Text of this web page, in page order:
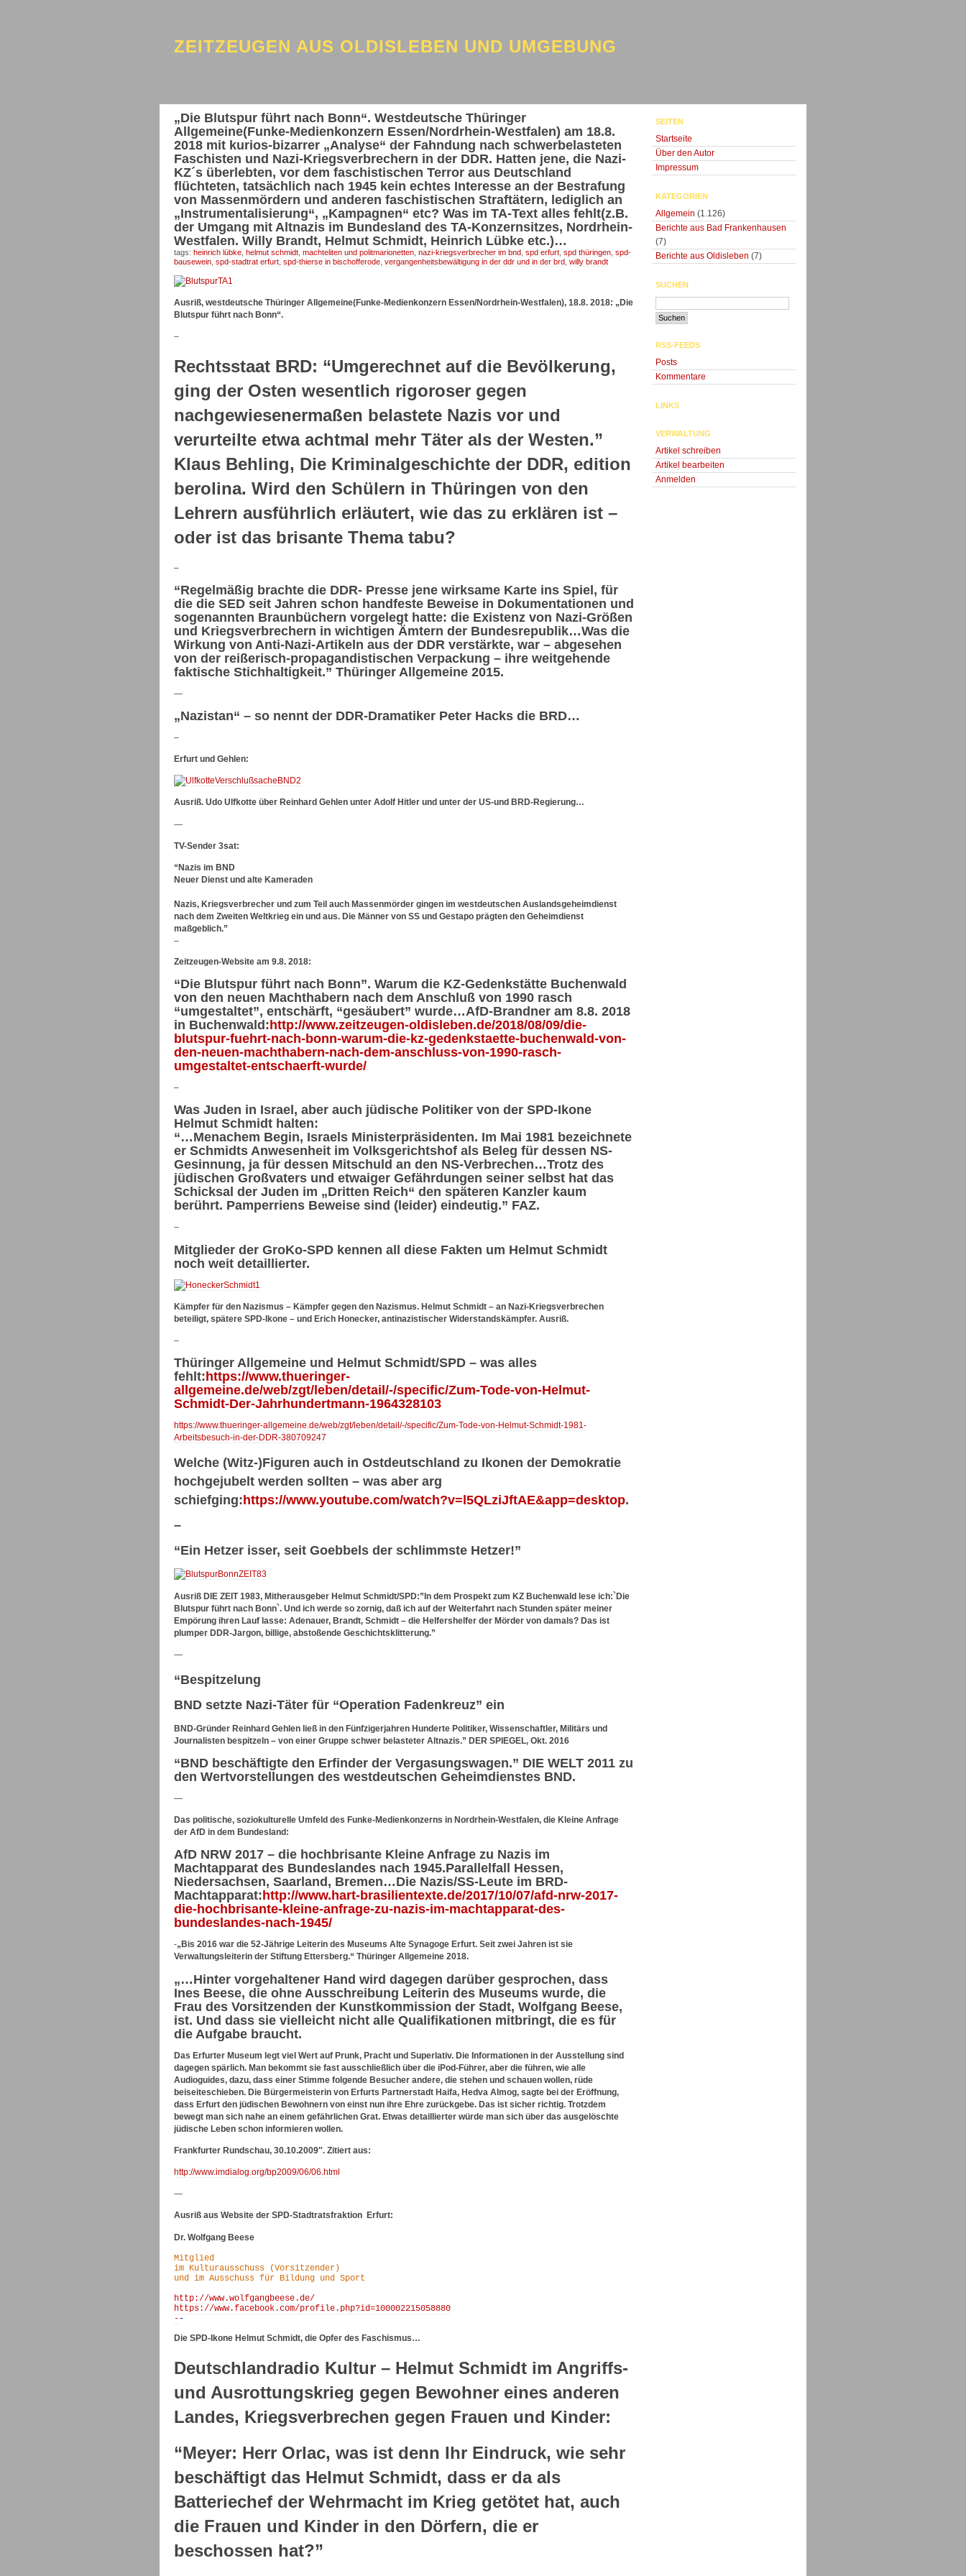
ZEITZEUGEN AUS OLDISLEBEN UND UMGEBUNG
„Die Blutspur führt nach Bonn“. Westdeutsche Thüringer
Allgemeine(Funke-Medienkonzern Essen/Nordrhein-Westfalen) am 18.8.
2018 mit kurios-bizarrer „Analyse“ der Fahndung nach schwerbelasteten
Faschisten und Nazi-Kriegsverbrechern in der DDR. Hatten jene, die Nazi-
KZ´s überlebten, vor dem faschistischen Terror aus Deutschland
flüchteten, tatsächlich nach 1945 kein echtes Interesse an der Bestrafung
von Massenmördern und anderen faschistischen Straftätern, lediglich an
„Instrumentalisierung“, „Kampagnen“ etc? Was im TA-Text alles fehlt(z.B.
der Umgang mit Altnazis im Bundesland des TA-Konzernsitzes, Nordrhein-
Westfalen. Willy Brandt, Helmut Schmidt, Heinrich Lübke etc.)…
tags: heinrich lübke helmut schmidt machteliten und politmarionetten nazi-kriegsverbrecher im bnd spd erfurt spd thüringen spd-
bausewein spd-stadtrat erfurt spd-thierse in bischofferode vergangenheitsbewältigung in der ddr und in der brd willy brandt
Ausriß, westdeutsche Thüringer Allgemeine(Funke-Medienkonzern Essen/Nordrhein-Westfalen), 18.8. 2018: „Die
Blutspur führt nach Bonn“.
–
Rechtsstaat BRD: “Umgerechnet auf die Bevölkerung,
ging der Osten wesentlich rigoroser gegen
nachgewiesenermaßen belastete Nazis vor und
verurteilte etwa achtmal mehr Täter als der Westen.”
Klaus Behling, Die Kriminalgeschichte der DDR, edition
berolina. Wird den Schülern in Thüringen von den
Lehrern ausführlich erläutert, wie das zu erklären ist –
oder ist das brisante Thema tabu?
–
“Regelmäßig brachte die DDR- Presse jene wirksame Karte ins Spiel, für
die die SED seit Jahren schon handfeste Beweise in Dokumentationen und
sogenannten Braunbüchern vorgelegt hatte: die Existenz von Nazi-Größen
und Kriegsverbrechern in wichtigen Ämtern der Bundesrepublik…Was die
Wirkung von Anti-Nazi-Artikeln aus der DDR verstärkte, war – abgesehen
von der reißerisch-propagandistischen Verpackung – ihre weitgehende
faktische Stichhaltigkeit.” Thüringer Allgemeine 2015.
—
„Nazistan“ – so nennt der DDR-Dramatiker Peter Hacks die BRD…
–
Erfurt und Gehlen:
Ausriß. Udo Ulfkotte über Reinhard Gehlen unter Adolf Hitler und unter der US-und BRD-Regierung…
—
TV-Sender 3sat:
“Nazis im BND
Neuer Dienst und alte Kameraden
Nazis, Kriegsverbrecher und zum Teil auch Massenmörder gingen im westdeutschen Auslandsgeheimdienst
nach dem Zweiten Weltkrieg ein und aus. Die Männer von SS und Gestapo prägten den Geheimdienst
maßgeblich.”
–
Zeitzeugen-Website am 9.8. 2018:
“Die Blutspur führt nach Bonn”. Warum die KZ-Gedenkstätte Buchenwald
von den neuen Machthabern nach dem Anschluß von 1990 rasch
“umgestaltet”, entschärft, “gesäubert” wurde…AfD-Brandner am 8.8. 2018
in Buchenwald: http://www.zeitzeugen-oldisleben.de/2018/08/09/die-
blutspur-fuehrt-nach-bonn-warum-die-kz-gedenkstaette-buchenwald-von-
den-neuen-machthabern-nach-dem-anschluss-von-1990-rasch-
umgestaltet-entschaerft-wurde/
–
Was Juden in Israel, aber auch jüdische Politiker von der SPD-Ikone
Helmut Schmidt halten:
“…Menachem Begin, Israels Ministerpräsidenten. Im Mai 1981 bezeichnete
er Schmidts Anwesenheit im Volksgerichtshof als Beleg für dessen NS-
Gesinnung, ja für dessen Mitschuld an den NS-Verbrechen…Trotz des
jüdischen Großvaters und etwaiger Gefährdungen seiner selbst hat das
Schicksal der Juden im „Dritten Reich“ den späteren Kanzler kaum
berührt. Pamperriens Beweise sind (leider) eindeutig.” FAZ.
–
Mitglieder der GroKo-SPD kennen all diese Fakten um Helmut Schmidt
noch weit detaillierter.
Kämpfer für den Nazismus – Kämpfer gegen den Nazismus. Helmut Schmidt – an Nazi-Kriegsverbrechen
beteiligt, spätere SPD-Ikone – und Erich Honecker, antinazistischer Widerstandskämpfer. Ausriß.
–
Thüringer Allgemeine und Helmut Schmidt/SPD – was alles
fehlt: https://www.thueringer-
allgemeine.de/web/zgt/leben/detail/-/specific/Zum-Tode-von-Helmut-
Schmidt-Der-Jahrhundertmann-1964328103
https://www.thueringer-allgemeine.de/web/zgt/leben/detail/-/specific/Zum-Tode-von-Helmut-Schmidt-1981-
Arbeitsbesuch-in-der-DDR-380709247
Welche (Witz-)Figuren auch in Ostdeutschland zu Ikonen der Demokratie
hochgejubelt werden sollten – was aber arg
schiefging: https://www.youtube.com/watch?v=l5QLziJftAE&app=desktop.
–
“Ein Hetzer isser, seit Goebbels der schlimmste Hetzer!”
Ausriß DIE ZEIT 1983, Mitherausgeber Helmut Schmidt/SPD:”In dem Prospekt zum KZ Buchenwald lese ich:`Die
Blutspur führt nach Bonn`. Und ich werde so zornig, daß ich auf der Weiterfahrt nach Stunden später meiner
Empörung ihren Lauf lasse: Adenauer, Brandt, Schmidt – die Helfershelfer der Mörder von damals? Das ist
plumper DDR-Jargon, billige, abstoßende Geschichtsklitterung.”
—
“Bespitzelung
BND setzte Nazi-Täter für “Operation Fadenkreuz” ein
BND-Gründer Reinhard Gehlen ließ in den Fünfzigerjahren Hunderte Politiker, Wissenschaftler, Militärs und
Journalisten bespitzeln – von einer Gruppe schwer belasteter Altnazis.” DER SPIEGEL, Okt. 2016
“BND beschäftigte den Erfinder der Vergasungswagen.” DIE WELT 2011 zu
den Wertvorstellungen des westdeutschen Geheimdienstes BND.
—
Das politische, soziokulturelle Umfeld des Funke-Medienkonzerns in Nordrhein-Westfalen, die Kleine Anfrage
der AfD in dem Bundesland:
AfD NRW 2017 – die hochbrisante Kleine Anfrage zu Nazis im
Machtapparat des Bundeslandes nach 1945.Parallelfall Hessen,
Niedersachsen, Saarland, Bremen…Die Nazis/SS-Leute im BRD-
Machtapparat: http://www.hart-brasilientexte.de/2017/10/07/afd-nrw-2017-
die-hochbrisante-kleine-anfrage-zu-nazis-im-machtapparat-des-
bundeslandes-nach-1945/
-„Bis 2016 war die 52-Jährige Leiterin des Museums Alte Synagoge Erfurt. Seit zwei Jahren ist sie
Verwaltungsleiterin der Stiftung Ettersberg.“ Thüringer Allgemeine 2018.
„…Hinter vorgehaltener Hand wird dagegen darüber gesprochen, dass
Ines Beese, die ohne Ausschreibung Leiterin des Museums wurde, die
Frau des Vorsitzenden der Kunstkommission der Stadt, Wolfgang Beese,
ist. Und dass sie vielleicht nicht alle Qualifikationen mitbringt, die es für
die Aufgabe braucht.
Das Erfurter Museum legt viel Wert auf Prunk, Pracht und Superlativ. Die Informationen in der Ausstellung sind
dagegen spärlich. Man bekommt sie fast ausschließlich über die iPod-Führer, aber die führen, wie alle
Audioguides, dazu, dass einer Stimme folgende Besucher andere, die stehen und schauen wollen, rüde
beiseiteschieben. Die Bürgermeisterin von Erfurts Partnerstadt Haifa, Hedva Almog, sagte bei der Eröffnung,
dass Erfurt den jüdischen Bewohnern von einst nun ihre Ehre zurückgebe. Das ist sicher richtig. Trotzdem
bewegt man sich nahe an einem gefährlichen Grat. Etwas detaillierter würde man sich über das ausgelöschte
jüdische Leben schon informieren wollen.
Frankfurter Rundschau, 30.10.2009″. Zitiert aus:
http://www.imdialog.org/bp2009/06/06.html
—
Ausriß aus Website der SPD-Stadtratsfraktion Erfurt:
Dr. Wolfgang Beese
Mitglied
im Kulturausschuss (Vorsitzender)
und im Ausschuss für Bildung und Sport
http://www.wolfgangbeese.de/
https://www.facebook.com/profile.php?id=100002215058880
-
Die SPD-Ikone Helmut Schmidt, die Opfer des Faschismus…
Deutschlandradio Kultur – Helmut Schmidt im Angriffs-
und Ausrottungskrieg gegen Bewohner eines anderen
Landes, Kriegsverbrechen gegen Frauen und Kinder:
“Meyer: Herr Orlac, was ist denn Ihr Eindruck, wie sehr
beschäftigt das Helmut Schmidt, dass er da als
Batteriechef der Wehrmacht im Krieg getötet hat, auch
die Frauen und Kinder in den Dörfern, die er
beschossen hat?”
SEITEN
Startseite
Über den Autor
Impressum
KATEGORIEN
Allgemein (1.126)
Berichte aus Bad Frankenhausen
(7)
Berichte aus Oldisleben (7)
SUCHEN
RSS-FEEDS
Posts
Kommentare
LINKS
VERWALTUNG
Artikel schreiben
Artikel bearbeiten
Anmelden